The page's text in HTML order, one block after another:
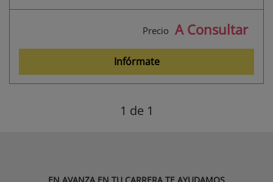
Precio A Consultar
Infórmate
1 de 1